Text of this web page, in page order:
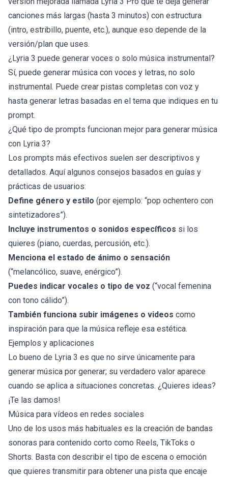
canciones más largas (hasta 3 minutos) con estructura
(intro, estribillo, puente, etc.), aunque eso depende de la
versión/plan que uses.
¿Lyria 3 puede generar voces o solo música instrumental?
Sí, puede generar música con voces y letras, no solo
instrumental. Puede crear pistas completas con voz y
hasta generar letras basadas en el tema que indiques en tu
prompt.
¿Qué tipo de prompts funcionan mejor para generar música
con Lyria 3?
Los prompts más efectivos suelen ser descriptivos y
detallados. Aquí algunos consejos basados en guías y
prácticas de usuarios:
Define género y estilo (por ejemplo: “pop ochentero con
sintetizadores”).
Incluye instrumentos o sonidos específicos si los
quieres (piano, cuerdas, percusión, etc.).
Menciona el estado de ánimo o sensación
(“melancólico, suave, enérgico”).
Puedes indicar vocales o tipo de voz (“vocal femenina
con tono cálido”).
También funciona subir imágenes o videos como
inspiración para que la música refleje esa estética.
Ejemplos y aplicaciones
Lo bueno de Lyria 3 es que no sirve únicamente para
generar música por generar; su verdadero valor aparece
cuando se aplica a situaciones concretas. ¿Quieres ideas?
¡Te las damos!
Música para vídeos en redes sociales
Uno de los usos más habituales es la creación de bandas
sonoras para contenido corto como Reels, TikToks o
Shorts. Basta con describir el tipo de escena o emoción
que quieres transmitir para obtener una pista que encaje